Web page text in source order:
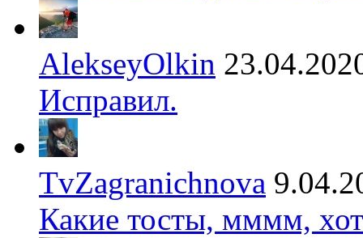
AlekseyOlkin
Исправил.
TvZagranichnova
Какие тосты, мммм,